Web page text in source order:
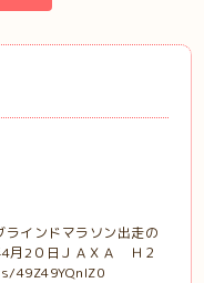
ラインドマラソン出走の
月2０日ＪＡＸＡ Ｈ２
49Z49YQnlZ0